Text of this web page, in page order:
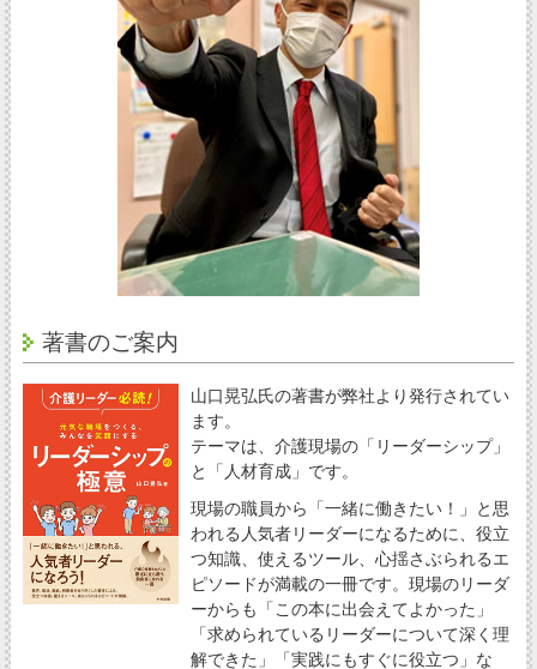
著書のご案内
山口晃弘氏の著書が弊社より発行されてい
ます。
テーマは、介護現場の「リーダーシップ」
と「人材育成」です。
現場の職員から「一緒に働きたい！」と思
われる人気者リーダーになるために、役立
つ知識、使えるツール、心揺さぶられるエ
ピソードが満載の一冊です。現場のリーダ
ーからも「この本に出会えてよかった」
「求められているリーダーについて深く理
解できた」「実践にもすぐに役立つ」な